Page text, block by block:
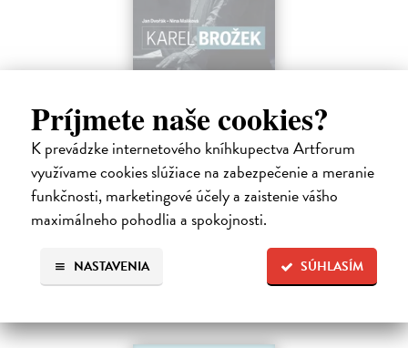
Príjmete naše cookies?
K prevádzke internetového kníhkupectva Artforum
využívame cookies slúžiace na zabezpečenie a meranie
funkčnosti, marketingové účely a zaistenie vášho
maximálneho pohodlia a spokojnosti.
SÚHLASÍM
NASTAVENIA
Karel Brožek
Dvořák Jan, Malíková Nina| Kniha
Karel Brožek náležel k legendární skupině absolventů nově zřízené
Katedry loutkářství DAMU přelomu 50. a 60. let – společně s
Jurajem Herzem, Jiřím Srncem, Janem Švankmajerem ad. V roce
1959 stál na jevišti…
Zasielame do 12 dní
9,40 € ?